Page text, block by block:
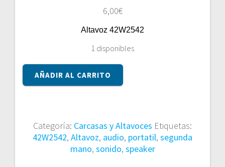
6,00€
Altavoz 42W2542
1 disponibles
ALTAVOZ
42W2542
AÑADIR AL CARRITO
Categoría: Carcasas y Altavoces Etiquetas:
42W2542, Altavoz, audio, portatil, segunda
mano, sonido, speaker